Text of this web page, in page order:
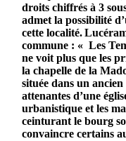
droits chiffrés à 3
admet la possibilité
cette localité.
commune : « Les
ne voit plus que les
la chapelle de la
située dans un
attenantes d’une
urbanistique et les
ceinturant le bourg
convaincre certains